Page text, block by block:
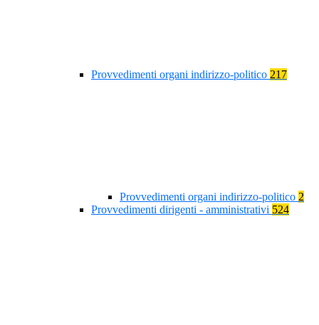
Provvedimenti organi indirizzo-politico 217
Provvedimenti organi indirizzo-politico 2
Provvedimenti dirigenti - amministrativi 524